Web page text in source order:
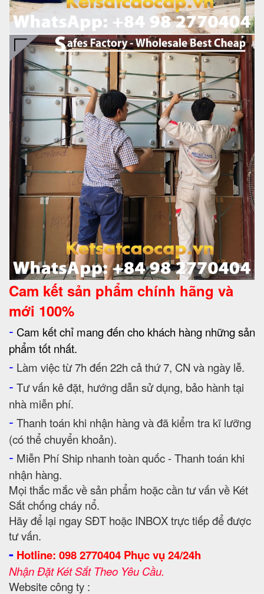
Cam kết sản phẩm chính hãng và
mới 100%
- Cam kết chỉ mang đến cho khách hàng những sản
phẩm tốt nhất.
- Làm việc từ 7h đến 22h cả thứ 7, CN và ngày lễ.
- Tư vấn kê đặt, hướng dẫn sử dụng, bảo hành tại
nhà miễn phí.
- Thanh toán khi nhận hàng và đã kiểm tra kĩ lưỡng
(có thể chuyển khoản).
- Miễn Phí Ship nhanh toàn quốc - Thanh toán khi
nhận hàng.
Mọi thắc mắc về sản phẩm hoặc cần tư vấn về Két
Sắt chống cháy nổ.
Hãy để lại ngay SĐT hoặc INBOX trực tiếp để được
tư vấn.
- Hotline: 098 2770404 Phục vụ 24/24h
Nhận Đặt Két Sắt Theo Yêu Cầu.
Website công ty :